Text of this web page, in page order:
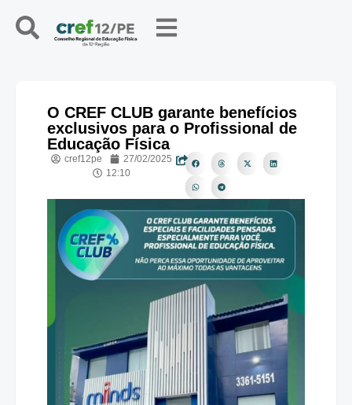
O CREF CLUB garante benefícios
exclusivos para o Profissional de
Educação Física
cref12pe
27/02/2025
12:10